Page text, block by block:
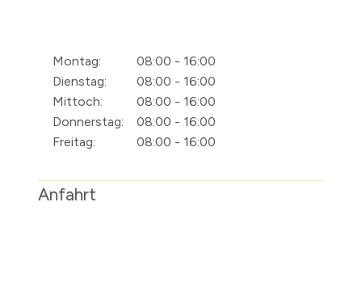
Montag:
08:00 - 16:00
Dienstag:
08:00 - 16:00
Mittoch:
08:00 - 16:00
Donnerstag:
08:00 - 16:00
Freitag:
08:00 - 16:00
Anfahrt